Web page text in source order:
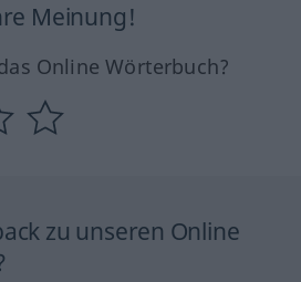
Meinung!
Online Wörterbuch?
zu unseren Online